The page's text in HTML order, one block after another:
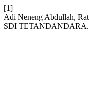
[1]
Adi Neneng Abdullah,
SDI TETANDANDARA.